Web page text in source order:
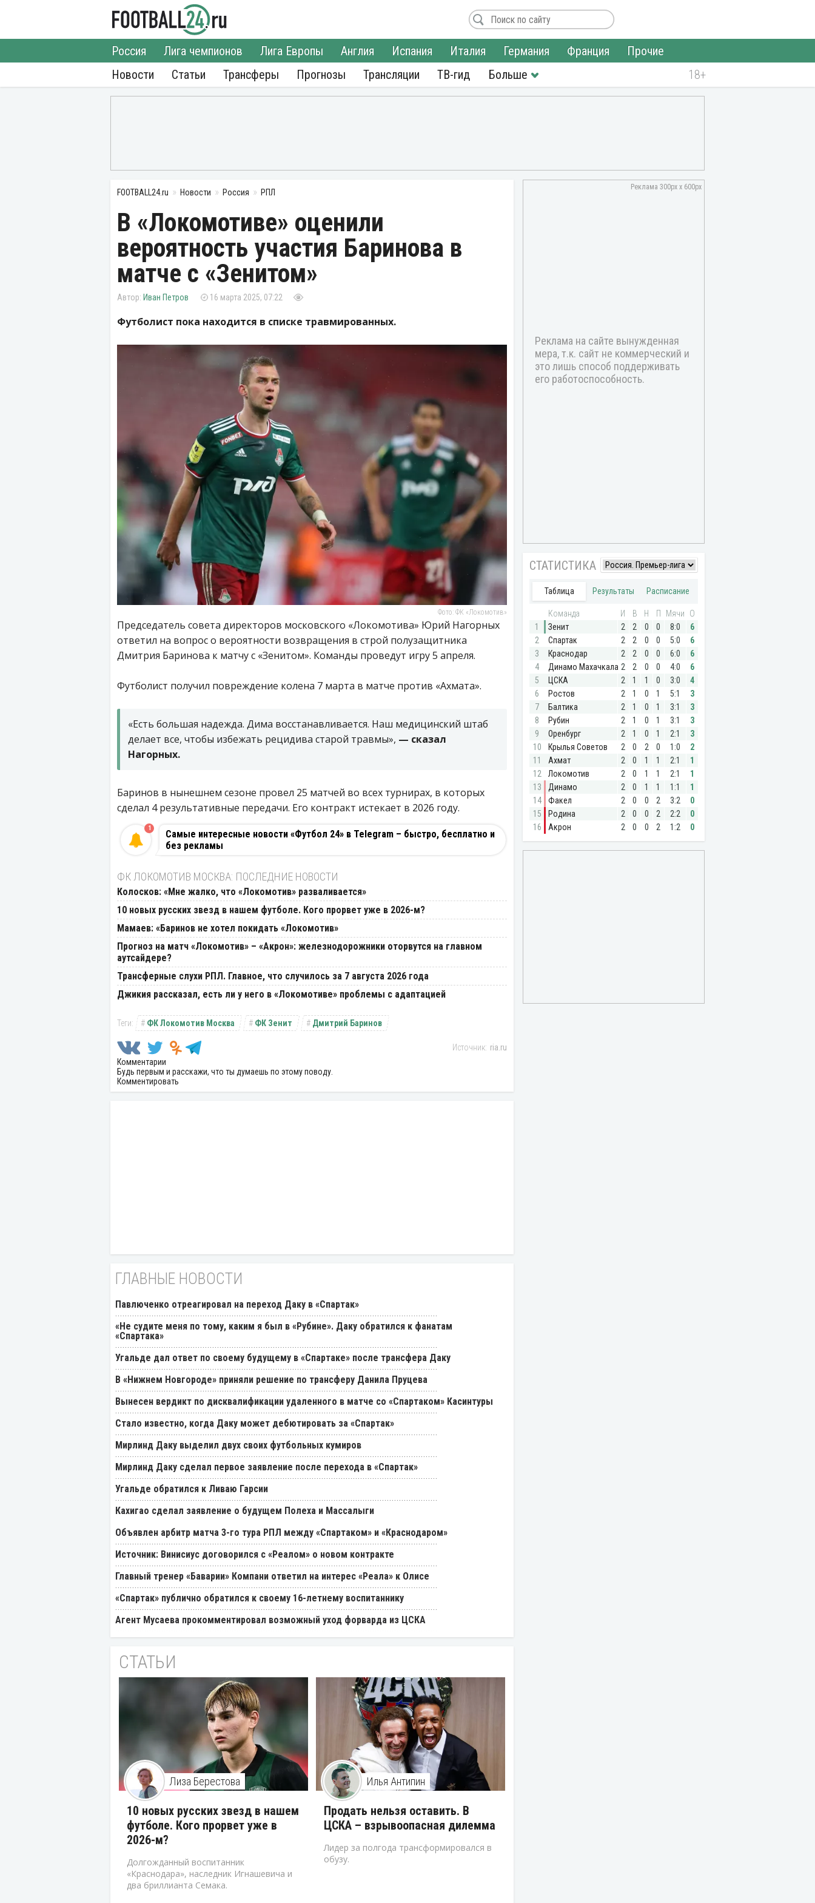
Новости
Россия Лига чемпионов Лига Европы Англия Испания Италия Германия Франция
Прочие
Статьи
Трансферы Прогнозы Трансляции ТВ-гид
FOOTBALL24.ru Новости Россия РПЛ
В «Локомотиве» оценили
вероятность участия Баринова в
матче с «Зенитом»
Иван Петров 16 марта 2025, 07:22
Футболист пока находится в списке травмированных.
Фото: ФК «Локомотив»
Председатель совета директоров московского «Локомотива» Юрий Нагорных
ответил на вопрос о вероятности возвращения в строй полузащитника
Дмитрия Баринова к матчу с «Зенитом». Команды проведут игру 5 апреля.
Футболист получил повреждение колена 7 марта в матче против «Ахмата».
«Есть большая надежда. Дима восстанавливается. Наш медицинский штаб
делает все, чтобы избежать рецидива старой травмы», — сказал
Нагорных.
Баринов в нынешнем сезоне провел 25 матчей во всех турнирах, в которых
сделал 4 результативные передачи. Его контракт истекает в 2026 году.
Самые интересные новости «Футбол 24» в Telegram – быстро, бесплатно и
без рекламы
1
ФК ЛОКОМОТИВ МОСКВА: ПОСЛЕДНИЕ НОВОСТИ
Колосков: «Мне жалко, что «Локомотив» разваливается»
10 новых русских звезд в нашем футболе. Кого прорвет уже в 2026-м?
Мамаев: «Баринов не хотел покидать «Локомотив»
Прогноз на матч «Локомотив» – «Акрон»: железнодорожники оторвутся на главном
аутсайдере?
Трансферные слухи РПЛ. Главное, что случилось за 7 августа 2026 года
Джикия рассказал, есть ли у него в «Локомотиве» проблемы с адаптацией
ФК Локомотив Москва ФК Зенит Дмитрий Баринов
ria.ru
Комментарии
Будь первым и расскажи, что ты думаешь по этому поводу.
Комментировать
ГЛАВНЫЕ НОВОСТИ
Павлюченко отреагировал на переход Даку в «Спартак»
«Не судите меня по тому, каким я был в «Рубине». Даку обратился к фанатам
«Спартака»
Угальде дал ответ по своему будущему в «Спартаке» после трансфера Даку
В «Нижнем Новгороде» приняли решение по трансферу Данила Пруцева
Вынесен вердикт по дисквалификации удаленного в матче со «Спартаком» Касинтуры
Стало известно, когда Даку может дебютировать за «Спартак»
Мирлинд Даку выделил двух своих футбольных кумиров
Мирлинд Даку сделал первое заявление после перехода в «Спартак»
Угальде обратился к Ливаю Гарсии
Кахигао сделал заявление о будущем Полеха и Массалыги
Объявлен арбитр матча 3-го тура РПЛ между «Спартаком» и «Краснодаром»
Источник: Винисиус договорился с «Реалом» о новом контракте
Главный тренер «Баварии» Компани ответил на интерес «Реала» к Олисе
«Спартак» публично обратился к своему 16-летнему воспитаннику
Агент Мусаева прокомментировал возможный уход форварда из ЦСКА
СТАТЬИ
Лиза Берестова
10 новых русских звезд в нашем
футболе. Кого прорвет уже в
2026-м?
Долгожданный воспитанник
«Краснодара», наследник Игнашевича и
два бриллианта Семака.
Илья Антипин
Продать нельзя оставить. В
ЦСКА – взрывоопасная дилемма
Лидер за полгода трансформировался в
обузу.